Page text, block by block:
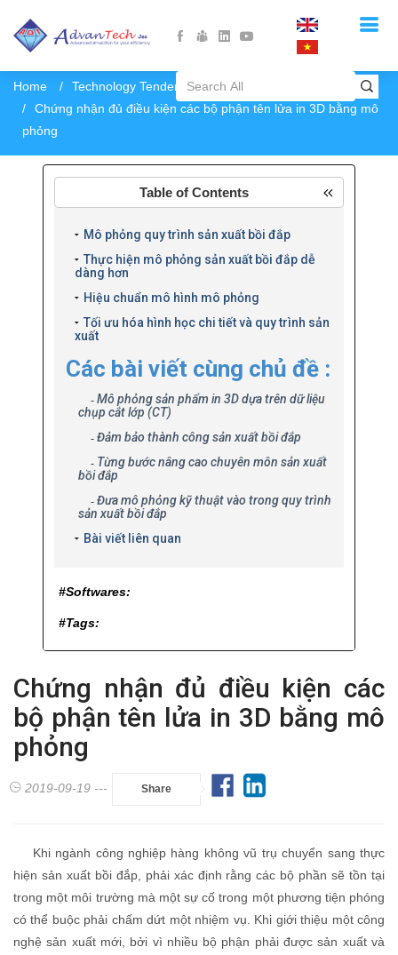
Home
Technology Tendency
Chứng nhận đủ điều kiện các bộ phận tên lửa in 3D bằng mô
phỏng
Table of Contents
Mô phỏng quy trình sản xuất bồi đắp
Thực hiện mô phỏng sản xuất bồi đắp dễ
dàng hơn
Hiệu chuẩn mô hình mô phỏng
Tối ưu hóa hình học chi tiết và quy trình sản
xuất
Các bài viết cùng chủ đề :
Mô phỏng sản phẩm in 3D dựa trên dữ liệu
chụp cắt lớp (CT)
Đảm bảo thành công sản xuất bồi đắp
Từng bước nâng cao chuyên môn sản xuất
bồi đắp
Đưa mô phỏng kỹ thuật vào trong quy trình
sản xuất bồi đắp
Bài viết liên quan
#Softwares:
#Tags:
Chứng nhận đủ điều kiện các
bộ phận tên lửa in 3D bằng mô
phỏng
2019-09-19 --- Share
Khi ngành công nghiệp hàng không vũ trụ chuyển sang thực
hiện sản xuất bồi đắp, phải xác định rằng các bộ phần sẽ tồn tại
trong một môi trường mà một sự cố trong một phương tiện phóng
có thể buộc phải chấm dứt một nhiệm vụ. Khi giới thiệu một công
nghệ sản xuất mới, bởi vì nhiều bộ phận phải được sản xuất và